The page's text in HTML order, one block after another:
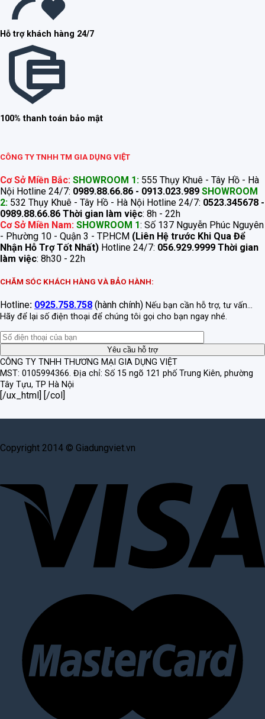
Hỗ trợ khách hàng 24/7
100% thanh toán bảo mật
CÔNG TY TNHH TM GIA DỤNG VIỆT
Cơ Sở Miền Bắc: SHOWROOM 1: 555 Thụy Khuê - Tây Hồ - Hà
Nội Hotline 24/7: 0989.88.66.86 - 0913.023.989 SHOWROOM
2: 532 Thụy Khuê - Tây Hồ - Hà Nội Hotline 24/7: 0523.345678 -
0989.88.66.86 Thời gian làm việc: 8h - 22h
Cơ Sở Miền Nam: SHOWROOM 1: Số 137 Nguyễn Phúc Nguyên
- Phường 10 - Quận 3 - TP.HCM (Liên Hệ trước Khi Qua Để
Nhận Hỗ Trợ Tốt Nhất) Hotline 24/7: 056.929.9999 Thời gian
làm việc: 8h30 - 22h
CHĂM SÓC KHÁCH HÀNG VÀ BẢO HÀNH:
Hotline: 0925.758.758 (hành chính) Nếu bạn cần hỗ trợ, tư vấn...
Hãy để lại số điện thoại để chúng tôi gọi cho bạn ngay nhé.
CÔNG TY TNHH THƯƠNG MẠI GIA DỤNG VIỆT
MST: 0105994366. Địa chỉ: Số 15 ngõ 121 phố Trung Kiên, phường
Tây Tựu, TP Hà Nội
[/ux_html] [/col]
Copyright 2014 © Giadungviet.vn